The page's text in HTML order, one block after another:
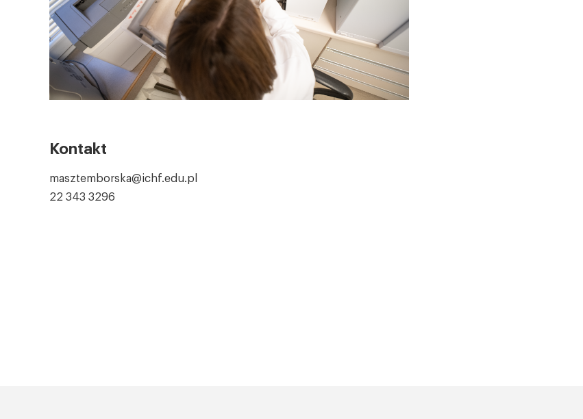
Kontakt
masztemborska@ichf.edu.pl
22 343 3296